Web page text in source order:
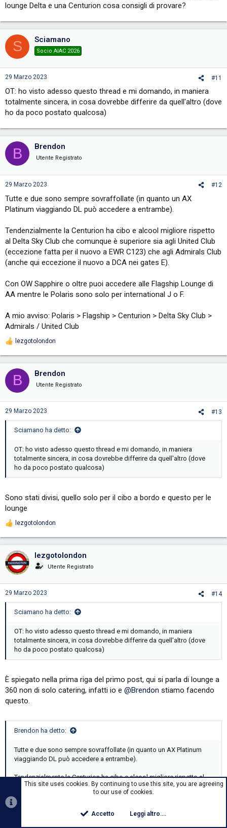
View attachment 15525
View attachment 15526
lounge Delta e una Centurion cosa consigli di provare?
S Sciamano
Socio AIAC 2026
29 Marzo 2023 #11
OT: ho visto adesso questo thread e mi domando, in maniera
totalmente sincera, in cosa dovrebbe differire da quell'altro (dove
ho da poco postato qualcosa)
B Brendon
Utente Registrato
29 Marzo 2023 #12
Tutte e due sono sempre sovraffollate (in quanto un AX
Platinum viaggiando DL può accedere a entrambe).
Tendenzialmente la Centurion ha cibo e alcool migliore rispetto
al Delta Sky Club che comunque è superiore sia agli United Club
(eccezione fatta per il nuovo a EWR C123) che agli Admirals Club
(anche qui eccezione il nuovo a DCA nei gates E).
Con OW Sapphire o oltre puoi accedere alle Flagship Lounge di
AA mentre le Polaris sono solo per international J o F.
A mio avviso: Polaris > Flagship > Centurion > Delta Sky Club >
Admirals / United Club
R
t
i
n
s
lezgotolondon
B Brendon
Utente Registrato
29 Marzo 2023 #13
Sciamano ha detto:
OT: ho visto adesso questo thread e mi domando, in maniera
totalmente sincera, in cosa dovrebbe differire da quell'altro (dove
ho da poco postato qualcosa)
Sono stati divisi, quello solo per il cibo a bordo e questo per le
lounge
R
t
i
n
s
lezgotolondon
lezgotolondon
Utente Registrato
29 Marzo 2023 #14
Sciamano ha detto:
OT: ho visto adesso questo thread e mi domando, in maniera
totalmente sincera, in cosa dovrebbe differire da quell'altro (dove
ho da poco postato qualcosa)
È spiegato nella prima riga del primo post, qui si parla di lounge a
360 non di solo catering, infatti io e @Brendon stiamo facendo
questo.
Brendon ha detto:
Tutte e due sono sempre sovraffollate (in quanto un AX Platinum
viaggiando DL può accedere a entrambe).
Tendenzialmente la Centurion ha cibo e alcool migliore rispetto al
Delta Sky Club che comunque è superiore sia agli United Club
(eccezione fatta per il nuovo a EWR C123) che agli Admirals Club
(anche qui eccezione il nuovo a DCA nei gates E).
Clicca per espandere...
This site uses cookies. By continuing to use this site, you are agreeing
to our use of cookies.
Accetto Leggi altro....